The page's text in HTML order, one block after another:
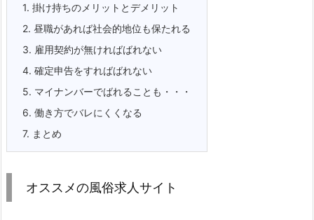
1. 掛け持ちのメリットとデメリット
2. 昼職があれば社会的地位も保たれる
3. 雇用契約が無ければばれない
4. 確定申告をすればばれない
5. マイナンバーでばれることも・・・
6. 働き方でバレにくくなる
7. まとめ
オススメの風俗求人サイト